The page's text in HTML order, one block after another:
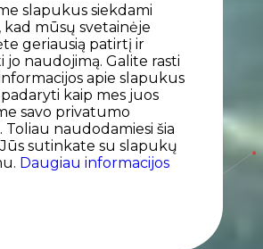
slapukus siekdami
mūsų svetainėje
geriausią patirtį ir
jo naudojimą. Galite rasti
apie slapukus
kaip mes juos
savo privatumo
Toliau naudodamiesi šia
sutinkate su slapukų
Daugiau informacijos